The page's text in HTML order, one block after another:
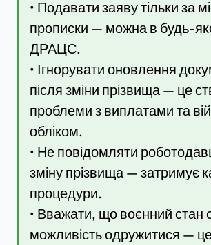
• Подавати заяву тільки за
прописки — можна в будь-
ДРАЦС.
• Ігнорувати оновлення
після зміни прізвища — це
проблеми з виплатами та
обліком.
• Не повідомляти
зміну прізвища — затримує
процедури.
• Вважати, що воєнний стан
можливість одружитися —